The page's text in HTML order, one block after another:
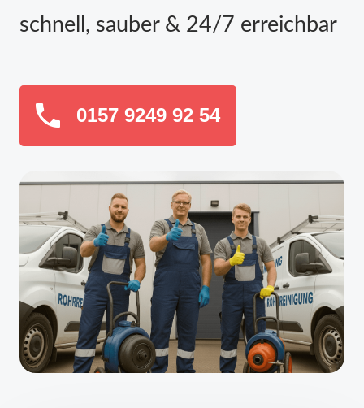
schnell, sauber & 24/7 erreichbar
0157 9249 92 54